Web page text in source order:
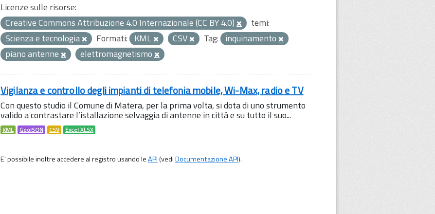
Licenze sulle risorse:
Creative Commons Attribuzione 4.0 Internazionale (CC BY 4.0)
temi:
Scienza e tecnologia
Formati: KML CSV Tag: inquinamento
piano antenne
elettromagnetismo
Vigilanza e controllo degli impianti di telefonia mobile, Wi-Max, radio e TV
Con questo studio il Comune di Matera, per la prima volta, si dota di uno strumento
valido a contrastare l’istallazione selvaggia di antenne in città e su tutto il suo...
KML GeoJSON CSV Excel XLSX
E' possibile inoltre accedere al registro usando leAPI(vediDocumentazione API).